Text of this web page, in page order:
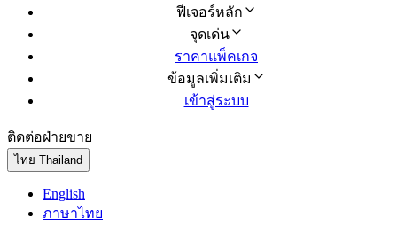
ฟีเจอร์หลัก
จุดเด่น
ราคาแพ็คเกจ
ข้อมูลเพิ่มเติม
เข้าสู่ระบบ
ติดต่อฝ่ายขาย
ไทย Thailand
English
ภาษาไทย